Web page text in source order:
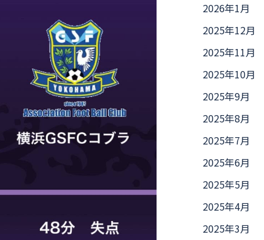
2026年1月
2025年12月
2025年11月
2025年10月
2025年9月
2025年8月
2025年7月
2025年6月
2025年5月
2025年4月
2025年3月